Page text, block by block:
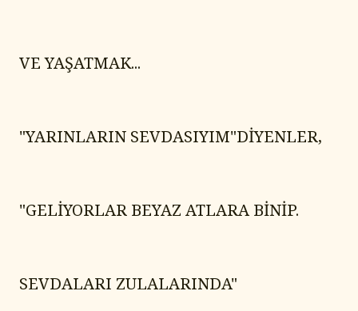
VE YAŞATMAK...
"YARINLARIN SEVDASIYIM"DİYENLER,
"GELİYORLAR BEYAZ ATLARA BİNİP.
SEVDALARI ZULALARINDA"